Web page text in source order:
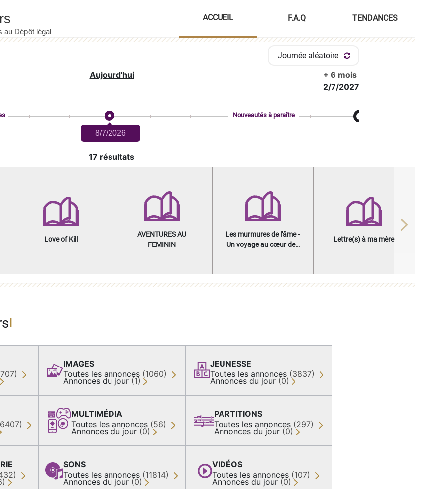
ACCUEIL F.A.Q TENDANCES
Journée aléatoire
Aujourd'hui
+ 6 mois
2/7/2027
8/7/2026
Nouveautés à paraître
17 résultats
Love of Kill
AVENTURES AU
FEMININ
Les murmures de l'âme -
Un voyage au cœur des
Lettre(s) à ma mère
Next
IMAGES
Toutes les annonces (1060)
Annonces du jour (1)
MULTIMÉDIA
Toutes les annonces (56)
Annonces du jour (0)
SONS
Toutes les annonces (11814)
Annonces du jour (0)
JEUNESSE
Toutes les annonces (3837)
Annonces du jour (0)
PARTITIONS
Toutes les annonces (297)
Annonces du jour (0)
VIDÉOS
Toutes les annonces (107)
Annonces du jour (0)